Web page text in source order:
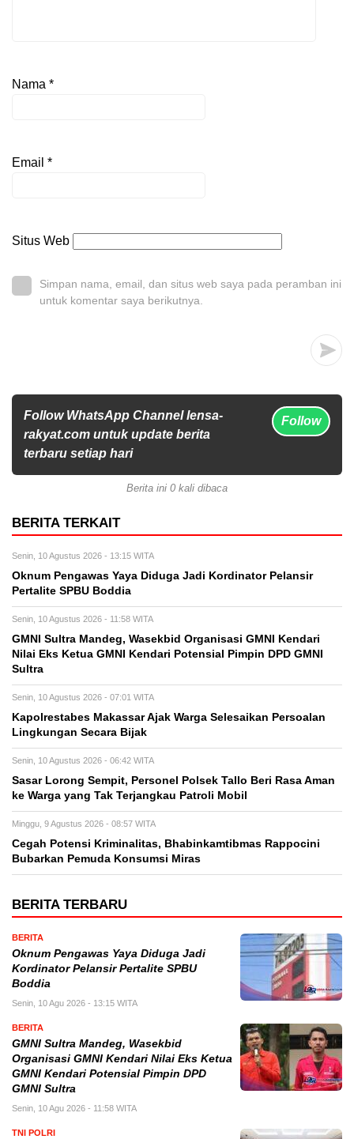
Nama *
Email *
Situs Web
Simpan nama, email, dan situs web saya pada peramban ini
untuk komentar saya berikutnya.
Follow WhatsApp Channel lensa-
rakyat.com untuk update berita
terbaru setiap hari
Follow
Berita ini 0 kali dibaca
BERITA TERKAIT
Senin, 10 Agustus 2026 - 13:15 WITA
Oknum Pengawas Yaya Diduga Jadi Kordinator Pelansir
Pertalite SPBU Boddia
Senin, 10 Agustus 2026 - 11:58 WITA
GMNI Sultra Mandeg, Wasekbid Organisasi GMNI Kendari
Nilai Eks Ketua GMNI Kendari Potensial Pimpin DPD GMNI
Sultra
Senin, 10 Agustus 2026 - 07:01 WITA
Kapolrestabes Makassar Ajak Warga Selesaikan Persoalan
Lingkungan Secara Bijak
Senin, 10 Agustus 2026 - 06:42 WITA
Sasar Lorong Sempit, Personel Polsek Tallo Beri Rasa Aman
ke Warga yang Tak Terjangkau Patroli Mobil
Minggu, 9 Agustus 2026 - 08:57 WITA
Cegah Potensi Kriminalitas, Bhabinkamtibmas Rappocini
Bubarkan Pemuda Konsumsi Miras
BERITA TERBARU
BERITA
Oknum Pengawas Yaya Diduga Jadi
Kordinator Pelansir Pertalite SPBU
Boddia
Senin, 10 Agu 2026 - 13:15 WITA
BERITA
GMNI Sultra Mandeg, Wasekbid
Organisasi GMNI Kendari Nilai Eks Ketua
GMNI Kendari Potensial Pimpin DPD
GMNI Sultra
Senin, 10 Agu 2026 - 11:58 WITA
TNI POLRI